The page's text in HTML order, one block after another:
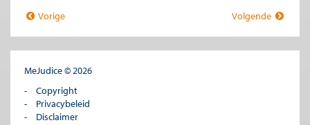
Vorige Volgende
MeJudice © 2026
Copyright
Privacybeleid
Disclaimer